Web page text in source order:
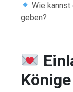
Wie kannst
geben?